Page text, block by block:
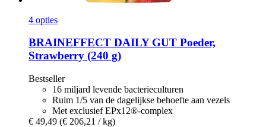
4 opties
BRAINEFFECT DAILY GUT Poeder,
Strawberry (240 g)
Bestseller
16 miljard levende bacterieculturen
Ruim 1/5 van de dagelijkse behoefte aan vezels
Met exclusief EPx12®-complex
€ 49,49 (€ 206,21 / kg)